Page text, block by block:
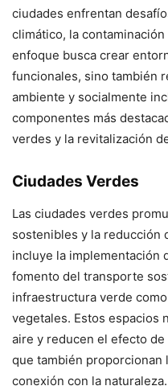
ciudades enfrentan
climático, la
enfoque busca crear
funcionales, sino también
ambiente y socialmente
componentes más
verdes y la revitalización
Ciudades Verdes
Las ciudades verdes
sostenibles y la reducción
incluye la implementación
fomento del transporte
infraestructura verde
vegetales. Estos espacios
aire y reducen el efecto
que también
conexión con la naturaleza.